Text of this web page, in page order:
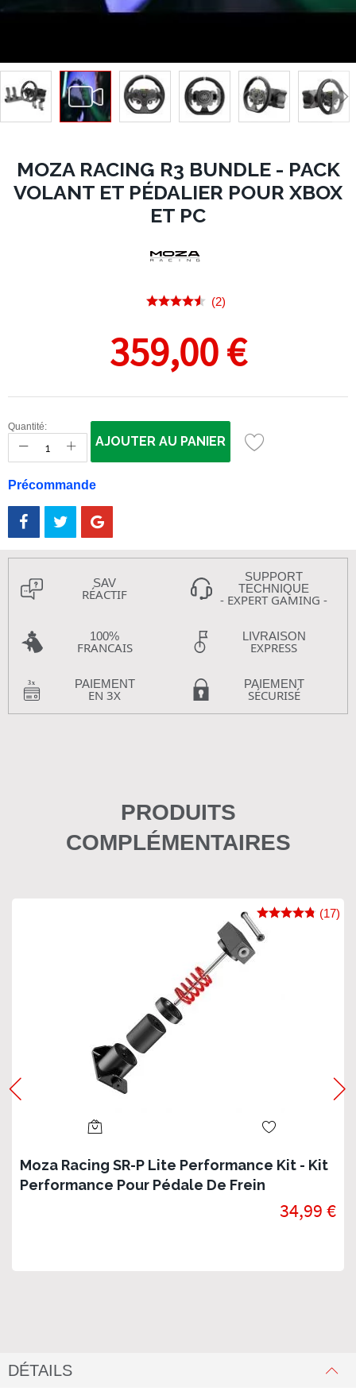
MOZA RACING R3 BUNDLE - PACK
VOLANT ET PÉDALIER POUR XBOX
ET PC
(2)
359,00 €
Quantité:
AJOUTER AU PANIER
Précommande
SAV
RÉACTIF
SUPPORT
TECHNIQUE
- EXPERT GAMING -
100%
FRANCAIS
LIVRAISON
EXPRESS
PAIEMENT
EN 3X
PAIEMENT
SÉCURISÉ
PRODUITS
COMPLÉMENTAIRES
Moza Racing SR-P Lite Performance Kit - Kit
Performance Pour Pédale De Frein
(17)
34,99 €
DÉTAILS